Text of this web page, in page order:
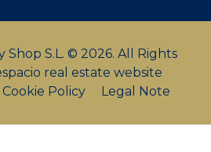
S.L. © 2026. All Rights
real estate website
Cookie Policy Legal Note